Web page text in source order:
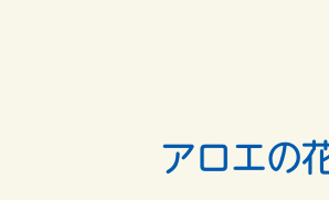
アロエの